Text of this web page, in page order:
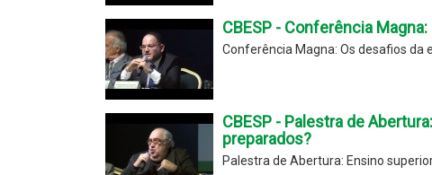
CBESP - Conferência
Conferência Magna: Os desafios da
CBESP - Palestra de
preparados?
Palestra de Abertura: Ensino